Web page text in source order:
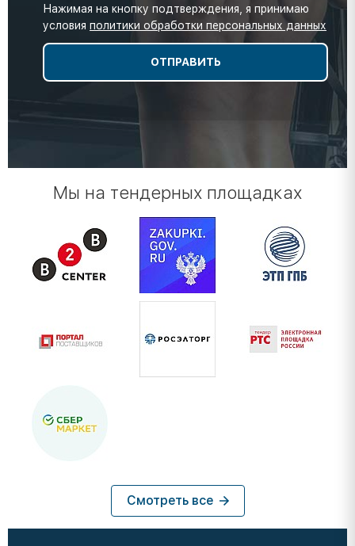
Нажимая на кнопку подтверждения, я принимаю
условия политики обработки персональных данных
Мы на тендерных площадках
Смотреть все